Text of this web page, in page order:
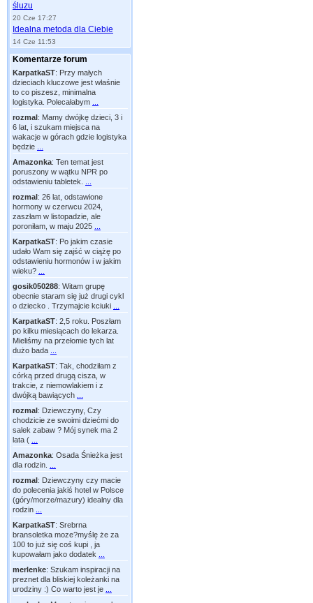
śluzu
20 Cze 17:27
Idealna metoda dla Ciebie
14 Cze 11:53
Komentarze forum
KarpatkaST: Przy małych
dzieciach kluczowe jest właśnie
to co piszesz, minimalna
logistyka. Polecałabym
rozmal: Mamy dwójkę dzieci, 3 i
6 lat, i szukam miejsca na
wakacje w górach gdzie logistyka
będzie
Amazonka: Ten temat jest
poruszony w wątku NPR po
odstawieniu tabletek.
rozmal: 26 lat, odstawione
hormony w czerwcu 2024,
zaszłam w listopadzie, ale
poroniłam, w maju 2025
KarpatkaST: Po jakim czasie
udało Wam się zajść w ciążę po
odstawieniu hormonów i w jakim
wieku?
gosik050288: Witam grupę
obecnie staram się już drugi cykl
o dziecko . Trzymajcie kciuki
KarpatkaST: 2,5 roku. Poszłam
po kilku miesiącach do lekarza.
Mieliśmy na przełomie tych lat
dużo bada
KarpatkaST: Tak, chodziłam z
córką przed drugą cisza, w
trakcie, z niemowlakiem i z
dwójką bawiących
rozmal: Dziewczyny, Czy
chodzicie ze swoimi dziećmi do
salek zabaw ? Mój synek ma 2
lata (
Amazonka: Osada Śnieżka jest
dla rodzin.
rozmal: Dziewczyny czy macie
do polecenia jakiś hotel w Polsce
(góry/morze/mazury) idealny dla
rodzin
KarpatkaST: Srebrna
bransoletka moze?myślę że za
100 to już się coś kupi , ja
kupowałam jako dodatek
merlenke: Szukam inspiracji na
preznet dla bliskiej koleżanki na
urodziny :) Co warto jest je